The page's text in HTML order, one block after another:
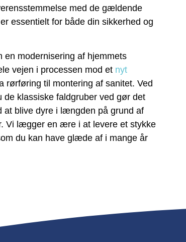
med de gældende
essentielt for både din sikkerhed og
en modernisering af hjemmets
vejen i processen mod et nyt
rørføring til montering af sanitet. Ved
klassiske faldgruber ved gør det
at blive dyre i længden på grund af
Vi lægger en ære i at levere et stykke
du kan have glæde af i mange år